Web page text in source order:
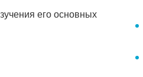
его основных